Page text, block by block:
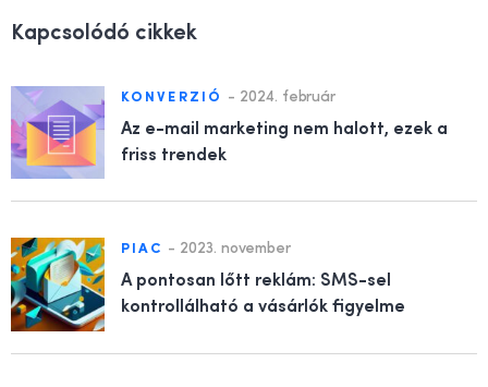
Kapcsolódó cikkek
KONVERZIÓ - 2024. február
Az e-mail marketing nem halott, ezek a
friss trendek
PIAC - 2023. november
A pontosan lőtt reklám: SMS-sel
kontrollálható a vásárlók figyelme